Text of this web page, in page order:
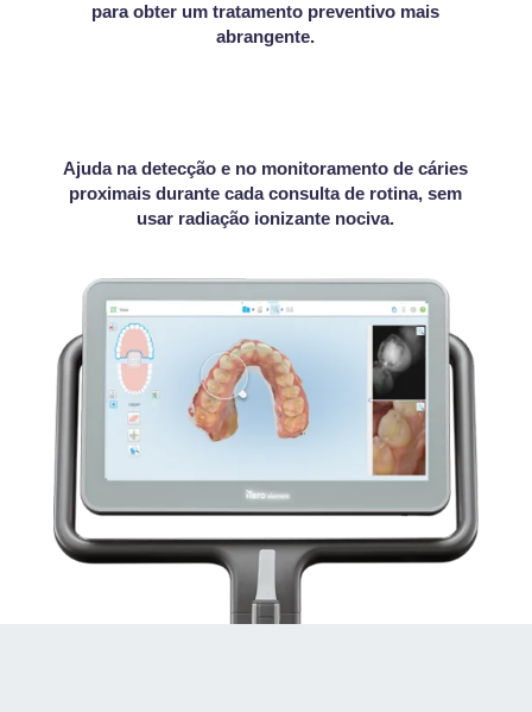
para obter um tratamento preventivo mais
abrangente.
Ajuda na detecção e no monitoramento de cáries
proximais durante cada consulta de rotina, sem
usar radiação ionizante nociva.